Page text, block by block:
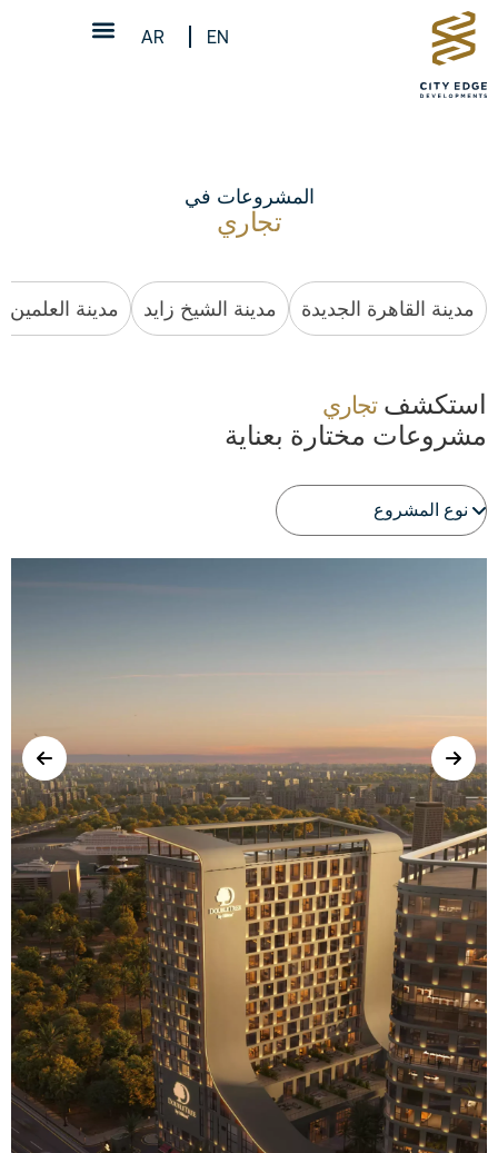
EN
AR
المشروعات في
تجاري
مدينة القاهرة الجديدة مدينة الشيخ زايد مدينة العلمين
استكشفتجاري
مشروعات مختارة بعناية